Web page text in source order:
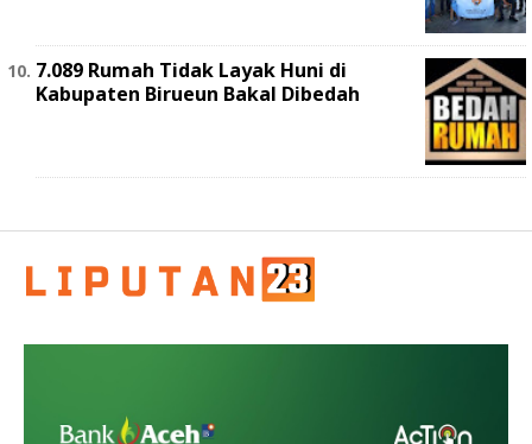
7.089 Rumah Tidak Layak Huni di
Kabupaten Birueun Bakal Dibedah